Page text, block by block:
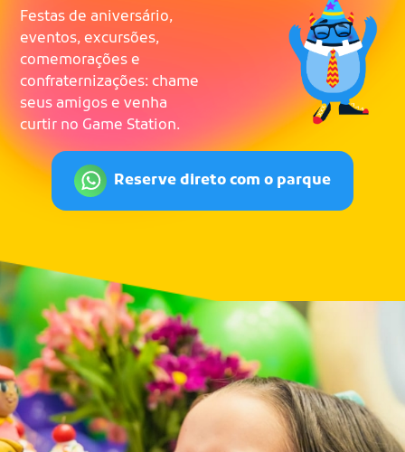
Festas de aniversário,
eventos, excursões,
comemorações e
confraternizações: chame
seus amigos e venha
curtir no Game Station.
Reserve direto com o parque